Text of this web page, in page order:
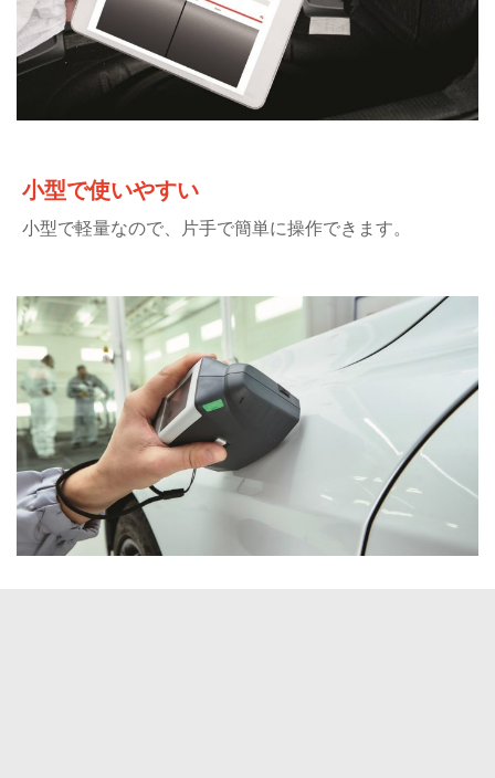
小型で使いやすい
小型で軽量なので、片手で簡単に操作できます。